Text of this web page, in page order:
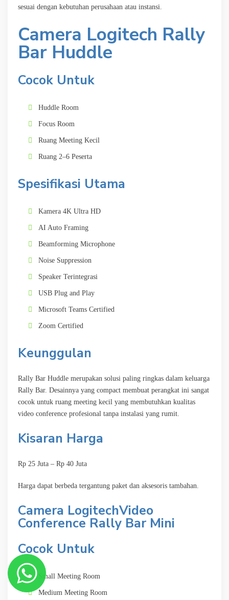
sesuai dengan kebutuhan perusahaan atau instansi.
Camera Logitech Rally
Bar Huddle
Cocok Untuk
Huddle Room
Focus Room
Ruang Meeting Kecil
Ruang 2–6 Peserta
Spesifikasi Utama
Kamera 4K Ultra HD
AI Auto Framing
Beamforming Microphone
Noise Suppression
Speaker Terintegrasi
USB Plug and Play
Microsoft Teams Certified
Zoom Certified
Keunggulan
Rally Bar Huddle merupakan solusi paling ringkas dalam keluarga
Rally Bar. Desainnya yang compact membuat perangkat ini sangat
cocok untuk ruang meeting kecil yang membutuhkan kualitas
video conference profesional tanpa instalasi yang rumit.
Kisaran Harga
Rp 25 Juta – Rp 40 Juta
Harga dapat berbeda tergantung paket dan aksesoris tambahan.
Camera LogitechVideo
Conference Rally Bar Mini
Cocok Untuk
Small Meeting Room
Medium Meeting Room